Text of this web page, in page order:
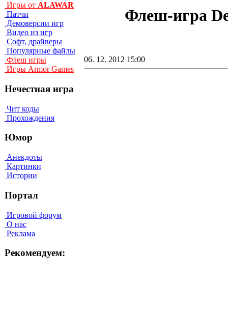
Игры от ALAWAR
Патчи
Демоверсии игр
Видео из игр
Софт, драйверы
Популярные файлы
Флеш игры
Игры Armor Games
Нечестная игра
Чит коды
Прохождения
Юмор
Анекдоты
Картинки
Истории
Портал
Игровой форум
О нас
Реклама
Рекомендуем:
Флеш-игра
06. 12. 2012 15:00